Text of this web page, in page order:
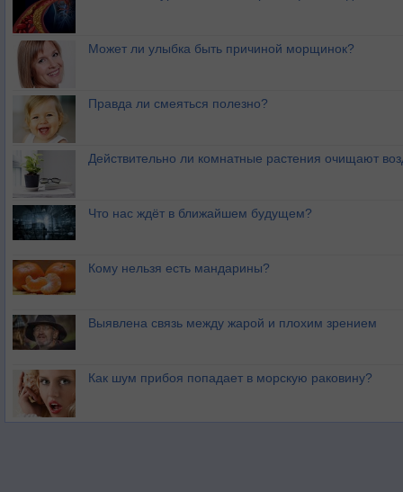
Может ли улыбка быть причиной морщинок?
Правда ли смеяться полезно?
Действительно ли комнатные растения очищают
Что нас ждёт в ближайшем будущем?
Кому нельзя есть мандарины?
Выявлена связь между жарой и плохим зрением
Как шум прибоя попадает в морскую раковину?